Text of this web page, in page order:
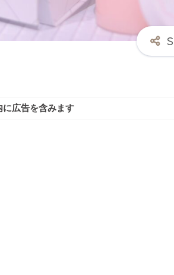
に広告を含みます